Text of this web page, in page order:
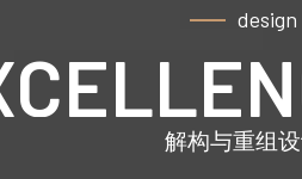
design
解构与重组